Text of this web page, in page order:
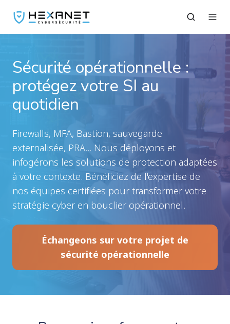
Sécurité opérationnelle :
protégez votre SI au
quotidien
Firewalls, MFA, Bastion, sauvegarde
externalisée, PRA... Nous déployons et
infogérons les solutions de protection adaptées
à votre contexte. Bénéficiez de l'expertise de
nos équipes certifiées pour transformer votre
stratégie cyber en bouclier opérationnel.
Échangeons sur votre projet de
sécurité opérationnelle